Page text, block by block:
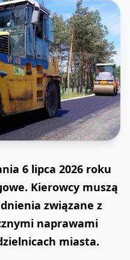
6 lipca 2026 roku
Kierowcy muszą
związane z
naprawami
miasta.